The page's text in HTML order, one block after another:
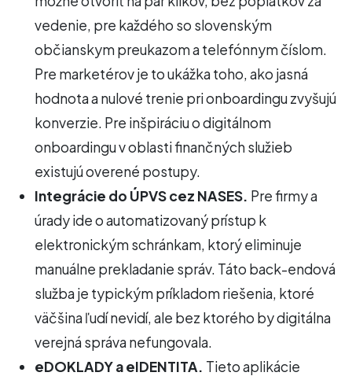
vedenie, pre každého so slovenským
občianskym preukazom a telefónnym číslom.
Pre marketérov je to ukážka toho, ako jasná
hodnota a nulové trenie pri onboardingu zvyšujú
konverzie. Pre inšpiráciu o digitálnom
onboardingu v oblasti finančných služieb
existujú overené postupy.
Integrácie do ÚPVS cez NASES. Pre firmy a
úrady ide o automatizovaný prístup k
elektronickým schránkam, ktorý eliminuje
manuálne prekladanie správ. Táto back-endová
služba je typickým príkladom riešenia, ktoré
väčšina ľudí nevidí, ale bez ktorého by digitálna
verejná správa nefungovala.
eDOKLADY a eIDENTITA. Tieto aplikácie